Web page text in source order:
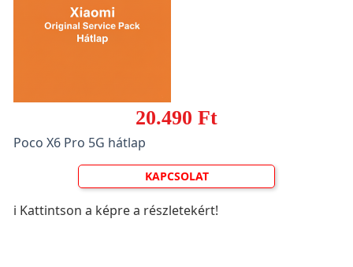
20.490 Ft
Poco X6 Pro 5G hátlap
KAPCSOLAT
ℹ️ Kattintson a képre a részletekért!